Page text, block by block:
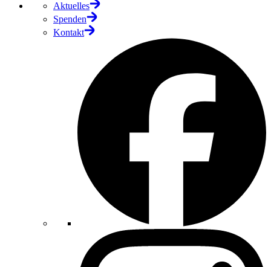
Aktuelles
Spenden
Kontakt